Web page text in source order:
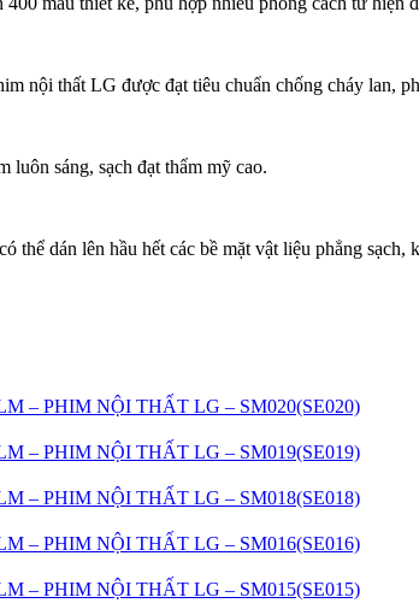
nội thất LG được đạt tiêu chuẩn chống cháy lan,
luôn sáng, sạch đạt thẩm mỹ cao.
thể dán lên hầu hết các bề mặt vật liệu phẳng
– PHIM NỘI THẤT LG – SM020(SE020)
– PHIM NỘI THẤT LG – SM019(SE019)
– PHIM NỘI THẤT LG – SM018(SE018)
– PHIM NỘI THẤT LG – SM016(SE016)
– PHIM NỘI THẤT LG – SM015(SE015)